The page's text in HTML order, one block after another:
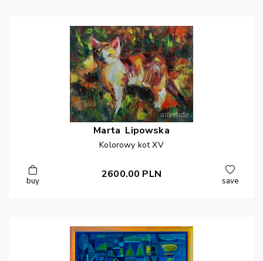
Marta Lipowska
Kolorowy kot XV
buy
2600.00 PLN
save